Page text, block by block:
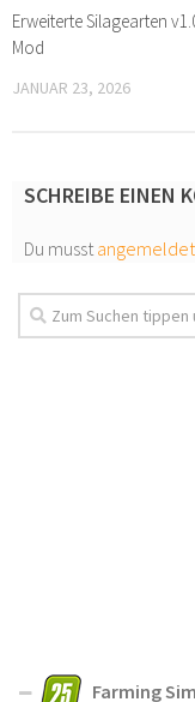
Erweiterte Silagearten
Mod
JANUAR 23, 2026
SCHREIBE EINEN
Du musstangemeldet
Farming